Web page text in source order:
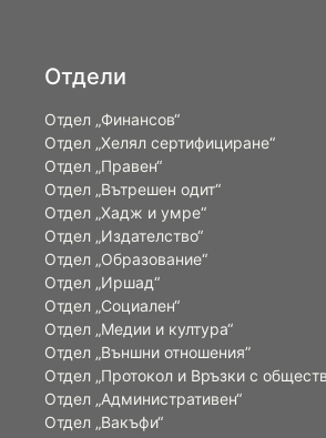
Отдели
Отдел „Финансов“
Отдел „Хелял сертифициране“
Отдел „Правен“
Отдел „Вътрешен одит“
Отдел „Хадж и умре“
Отдел „Издателство“
Отдел „Образование“
Отдел „Иршад“
Отдел „Социален“
Отдел „Медии и култура“
Отдел „Външни отношения”
Oтдел „Протокол и Връзки с
Отдел „Административен“
Отдел „Вакъфи“